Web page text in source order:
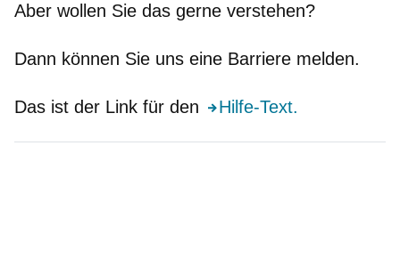
Aber wollen Sie das gerne verstehen?
Dann können Sie uns eine Barriere melden.
Das ist der Link für den Hilfe-Text.